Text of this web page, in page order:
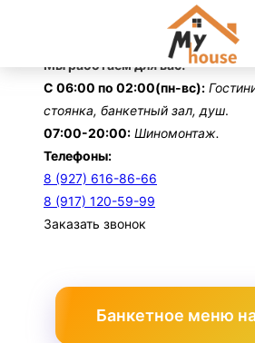
Мы работаем для вас!
С 06:00 по 02:00(пн-вс):
стоянка, банкетный зал, душ.
07:00-20:00: Шиномонтаж.
Телефоны:
8 (927) 616-86-66
8 (917) 120-59-99
Заказать звонок
Банкетное меню